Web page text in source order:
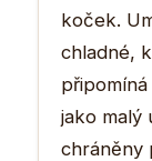
koček.
chladné,
jako malý
chráněny